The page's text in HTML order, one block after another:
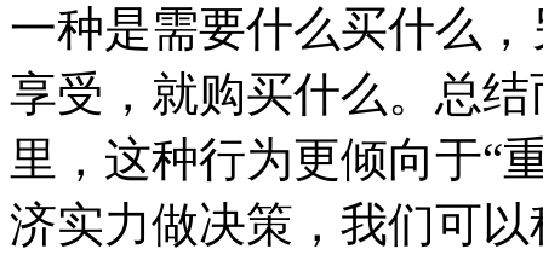
一种是需要什么买什么
享受，就购买什么。总
里，这种行为更倾向于“
济实力做决策，我们可